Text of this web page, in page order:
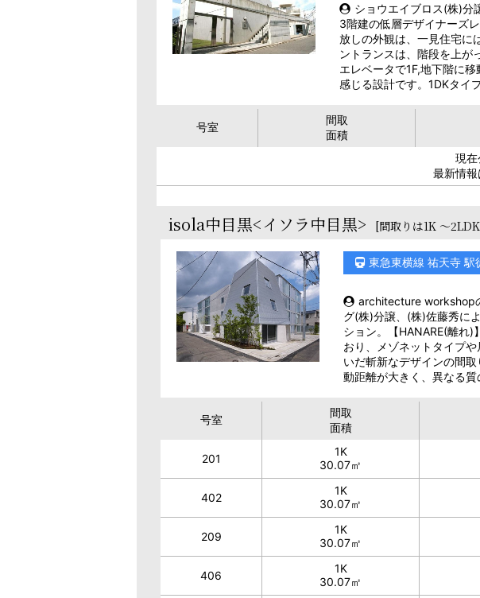
ショウエイブロス(株)分
3階建の低層デザイナーズ
放しの外観は、一見住宅に
ントランスは、階段を上が
エレベータで1F,地下階に
感じる設計です。1DKタイ
号室
間取
面積
現在
最新情報
isola中目黒<イソラ中目黒> [間取りは1K ～
東急東横線 祐天寺 駅
architecture workshop
グ(株)分譲、(株)佐藤秀に
ション。【HANARE(離れ)
おり、メゾネットタイプ
いだ斬新なデザインの間
動距離が大きく、異なる
号室
間取
面積
201
1K
30.07㎡
402
1K
30.07㎡
209
1K
30.07㎡
406
1K
30.07㎡